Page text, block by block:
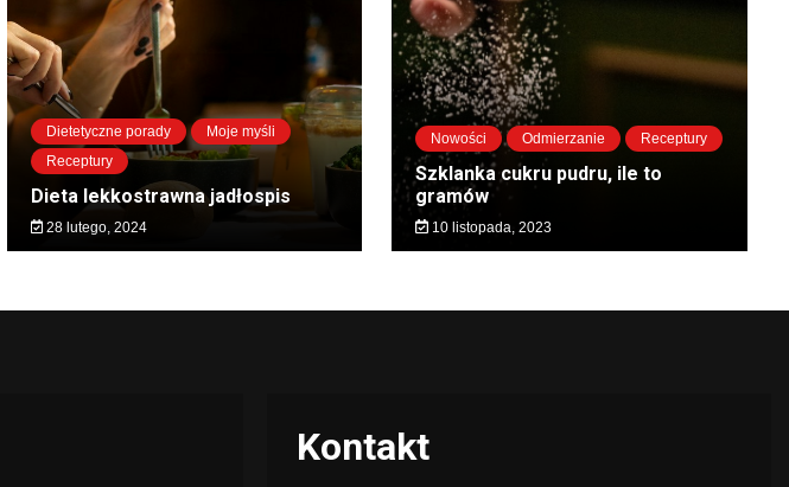
Dietetyczne porady
Moje myśli
Receptury
Dieta lekkostrawna jadłospis
28 lutego, 2024
Nowości Odmierzanie Receptury
Szklanka cukru pudru, ile to
gramów
10 listopada, 2023
Kontakt